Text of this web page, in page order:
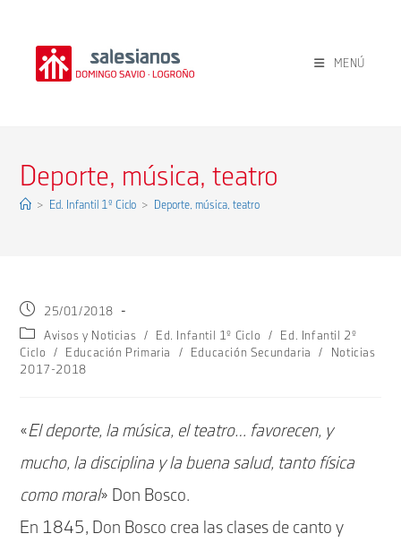
contenido
MENÚ
Deporte, música, teatro
> Ed. Infantil 1º Ciclo > Deporte, música, teatro
Publicación
de
la
entrada:
25/01/2018
Categoría
de
la
Avisos y Noticias / Ed. Infantil 1º Ciclo /
Ed. Infantil 2º
Ciclo
/ Educación Primaria / Educación Secundaria /
Noticias
2017-2018
«El deporte, la música, el teatro… favorecen, y
mucho, la disciplina y la buena salud, tanto física
como moral» Don Bosco.
En 1845, Don Bosco crea las clases de canto y